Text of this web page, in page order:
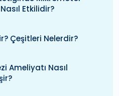
Etkilidir?
Çeşitleri Nelerdir?
Ameliyatı Nasıl